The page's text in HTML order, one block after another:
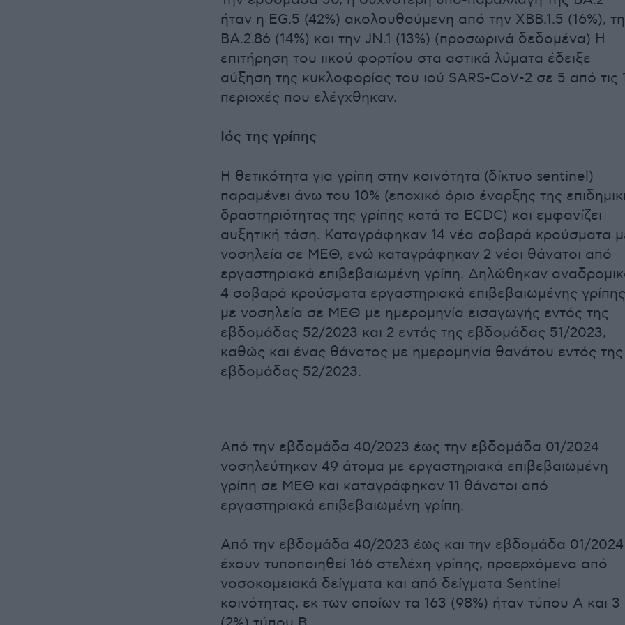
ήταν η EG.5 (42%) ακολουθούμενη από την XBB.1.5 (16%),
BA.2.86 (14%) και την JN.1 (13%) (προσωρινά δεδομένα) Η
επιτήρηση του ιικού φορτίου στα αστικά λύματα έδειξε
αύξηση της κυκλοφορίας του ιού SARS-CoV-2 σε 5 από τις
περιοχές που ελέγχθηκαν.
Ιός της γρίπης
Η θετικότητα για γρίπη στην κοινότητα (δίκτυο sentinel)
παραμένει άνω του 10% (εποχικό όριο έναρξης της
δραστηριότητας της γρίπης κατά το ECDC) και εμφανίζει
αυξητική τάση. Καταγράφηκαν 14 νέα σοβαρά κρούσματα
νοσηλεία σε ΜΕΘ, ενώ καταγράφηκαν 2 νέοι θάνατοι από
εργαστηριακά επιβεβαιωμένη γρίπη. Δηλώθηκαν
4 σοβαρά κρούσματα εργαστηριακά επιβεβαιωμένης γρίπης
με νοσηλεία σε ΜΕΘ με ημερομηνία εισαγωγής εντός της
εβδομάδας 52/2023 και 2 εντός της εβδομάδας 51/2023,
καθώς και ένας θάνατος με ημερομηνία θανάτου εντός της
εβδομάδας 52/2023.
Από την εβδομάδα 40/2023 έως την εβδομάδα 01/2024
νοσηλεύτηκαν 49 άτομα με εργαστηριακά επιβεβαιωμένη
γρίπη σε ΜΕΘ και καταγράφηκαν 11 θάνατοι από
εργαστηριακά επιβεβαιωμένη γρίπη.
Από την εβδομάδα 40/2023 έως και την εβδομάδα 01/2024
έχουν τυποποιηθεί 166 στελέχη γρίπης, προερχόμενα από
νοσοκομειακά δείγματα και από δείγματα Sentinel
κοινότητας, εκ των οποίων τα 163 (98%) ήταν τύπου Α και 3